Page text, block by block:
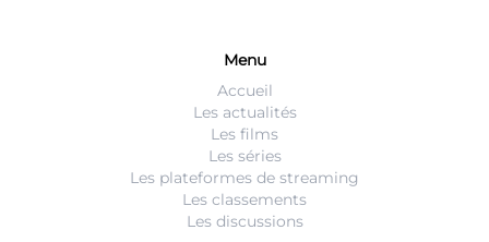
Menu
Accueil
Les actualités
Les films
Les séries
Les plateformes de streaming
Les classements
Les discussions